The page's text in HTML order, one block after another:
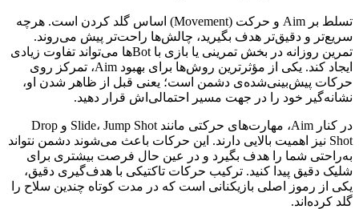
تسلط بر Aim و حرکت (Movement) اساس گلد کردن است. هرچه
سریع‌تر و دقیق‌تر هدف بگیرید، چالش‌ها راحت‌تر پیش می‌روند.
تمرین روزانه در بخش تمرینی یا بازی با Botها می‌تواند تفاوت زیادی
ایجاد کند. یکی از مؤثرترین روش‌ها برای بهبود Aim، تمرکز روی
حرکات پیش‌بینی‌شده‌ی دشمن است؛ یعنی قبل از ظاهر شدن او،
نشانه‌گیر خود را در جهت مسیر احتمالی‌اش قرار دهید.
در کنار Aim، مهارت‌های حرکتی مانند Slide، Jump Shot و Drop
Shot نیز اهمیت بالایی دارند. این حرکات باعث می‌شوند دشمن نتواند
به‌راحتی شما را هدف بگیرد و در عین حال فرصت بیشتری برای
شلیک دقیق پیدا کنید. ترکیب حرکات تاکتیکی با هدف‌گیری دقیق،
یکی از رموز اصلی بازیکنانی است که در مدت کوتاه چندین سلاح را
گلد کرده‌اند.